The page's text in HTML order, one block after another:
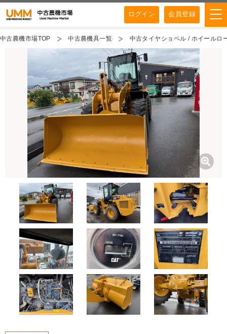
ログイン 会員登録
中古農機市場TOP 中古農機具一覧 中古タイヤショベル / ホイールロ